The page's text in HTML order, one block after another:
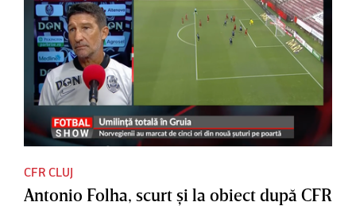
CFR CLUJ
Antonio Folha, scurt şi la obiect după CFR